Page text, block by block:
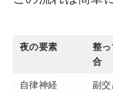
夜の要素
整
合
自律神経
副